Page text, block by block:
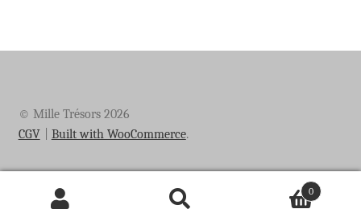
© Mille Trésors 2026
CGV
Built with WooCommerce.
0